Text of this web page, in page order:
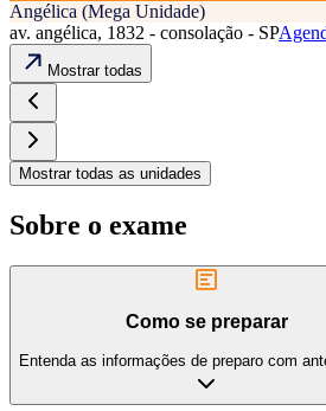
Angélica (Mega Unidade)
av. angélica, 1832 - consolação - SP
Mostrar todas
Mostrar todas as unidades
Sobre o exame
Como se preparar
Entenda as informações de preparo com